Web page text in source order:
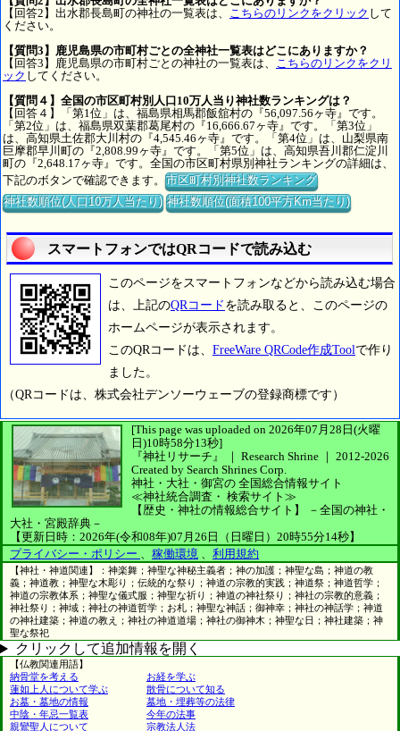
【回答2】出水郡長島町の神社の一覧表は、 こちらのリンクをクリック して
ください。
【質問3】鹿児島県の市町村ごとの全神社一覧表はどこにありますか？
【回答3】鹿児島県の市町村ごとの神社の一覧表は、 こちらのリンクをクリ
ック してください。
【質問４】全国の市区町村別人口10万人当り神社数ランキングは？
【回答４】「第1位」は、福島県相馬郡飯舘村の『56,097.56ヶ寺』です。
「第2位」は、福島県双葉郡葛尾村の『16,666.67ヶ寺』です。「第3位」
は、高知県土佐郡大川村の『4,545.46ヶ寺』です。「第4位」は、山梨県南
巨摩郡早川町の『2,808.99ヶ寺』です。「第5位」は、高知県吾川郡仁淀川
町の『2,648.17ヶ寺』です。全国の市区町村県別神社ランキングの詳細は、
下記のボタンで確認できます。市区町村別神社数ランキング
神社数順位(人口10万人当たり) 神社数順位(面積100平方Km当たり)
スマートフォンではQRコードで読み込む
このページをスマートフォンなどから読み込む場合
は、上記のQRコード を読み取ると、このページの
ホームページが表示されます。
このQRコードは、 FreeWare QRCode作成Toolで作り
ました。
（QRコードは、株式会社デンソーウェーブの登録商標です）
[This page was uploaded on 2026年07月28日(火曜
日)10時58分13秒]
『神社リサーチ』 ｜ Research Shrine ｜ 2012-2026
Created by Search Shrines Corp.
神社・大社・御宮の 全国総合情報サイト
≪神社統合調査・ 検索サイト≫
【歴史・神社の情報総合サイト】
－全国の神社・
大社・宮殿辞典－
【更新日時：2026年(令和08年)07月26日（日曜日）20時55分14秒】
プライバシー・ポリシー 、 稼働環境 、 利用規約
【神社・神道関連】：神楽舞；神聖な神秘主義者；神の加護；神聖な島；神道の教
義；神道教；神聖な木彫り；伝統的な祭り；神道の宗教的実践；神道祭；神道哲学；
神道の宗教体系；神聖な儀式服；神聖な祈り；神道の神社祭り；神社の宗教的意義；
神社祭り；神域；神社の神道哲学；お札；神聖な神話；御神幸；神社の神話学；神道
の神社建築；神道の教え；神社の神道道場；神社の御神木；神聖な日；神社建築；神
聖な祭祀
クリックして追加情報を開く
【仏教関連用語】
納骨堂を考える
お経を学ぶ
蓮如上人について学ぶ
散骨について知る
お墓・墓地の情報
墓地・埋葬等の法律
中陰・年忌一覧表
今年の法事
親鸞聖人について
宗教法人法